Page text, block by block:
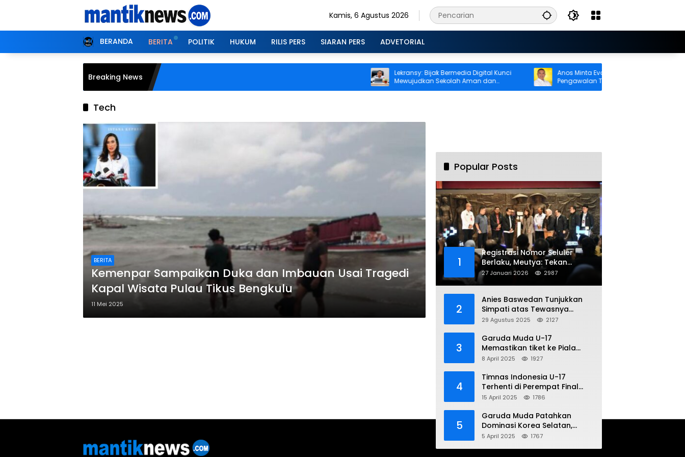
Kamis, 6 Agustus 2026
BERANDA BERITA POLITIK HUKUM RILIS PERS SIARAN PERS ADVETORIAL
Breaking News
Lekransy: Bijak Bermedia Digital Kunci
Mewujudkan Sekolah Aman dan
Berprestasi
Anos Minta Evaluasi Menyeluruh Sistem
Pengawalan Truk Kontainer di Ambon
Tech
BERITA
Kemenpar Sampaikan Duka dan Imbauan Usai Tragedi
Kapal Wisata Pulau Tikus Bengkulu
11 Mei 2025
Popular Posts
1
Registrasi Nomor Seluler
Berlaku, Meutya: Tekan
Penipuan Online
27 Januari 2026 2987
2
Anies Baswedan Tunjukkan
Simpati atas Tewasnya
Pengemudi Ojol dalam Aksi
29 Agustus 2025 2127
3
Garuda Muda U-17
Memastikan tiket ke Piala
Dunia Setelah Mencetak
Yaman 4-1 di Piala Asia 2025
8 April 2025 1927
4
Timnas Indonesia U-17
Terhenti di Perempat Final
Piala Asia 2025: Terkecoh
15 April 2025 1786
5
Garuda Muda Patahkan
Dominasi Korea Selatan,
Dalam Laga Pembuka Piala
5 April 2025 1767